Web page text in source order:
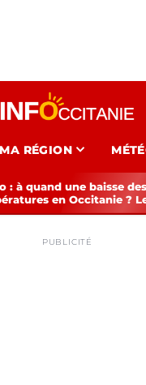
MA RÉGION expand_more
: à quand une baisse des
en Occitanie ?
PUBLICITÉ